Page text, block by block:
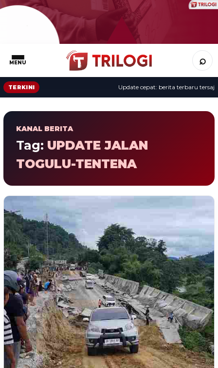
MENU ⌕
TERKINI Update cepat: berita terbaru tersaji
KANAL BERITA
Tag: UPDATE JALAN
TOGULU-TENTENA